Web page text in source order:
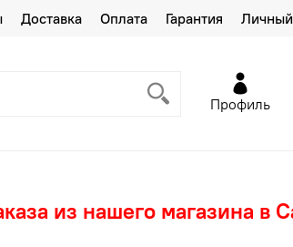
Доставка Оплата Гарантия
Профиль
из нашего магазина в